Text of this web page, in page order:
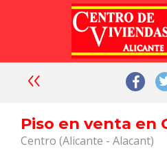
Piso en venta en
Centro (Alicante - Alacant)